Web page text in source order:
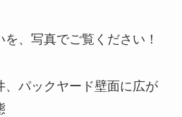
、写真でご覧ください！
、パックヤード壁面に広が